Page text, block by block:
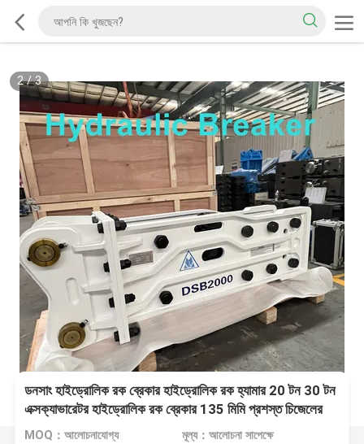
2/3
ডনসাং হাইড্রোলিক রক ব্রেকার হাইড্রোলিক রক হ্যামার 20 টন 30 টন
এক্সক্যাভারেটর হাইড্রোলিক রক ব্রেকার 135 মিমি প্রশস্ত চিজেলের
সাথে HB20G ভাল দাম বিক্রয়ের জন্য
MOQ：আলোচনাযোগ্য মূল্য：আলোচনা সাপেক্ষে